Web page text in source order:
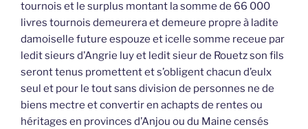
tournois et le surplus montant la somme de 66 000
livres tournois demeurera et demeure propre à ladite
damoiselle future espouze et icelle somme receue par
ledit sieurs d’Angrie luy et ledit sieur de Rouetz son fils
seront tenus promettent et s’obligent chacun d’eulx
seul et pour le tout sans division de personnes ne de
biens mectre et convertir en achapts de rentes ou
héritages en provinces d’Anjou ou du Maine censés